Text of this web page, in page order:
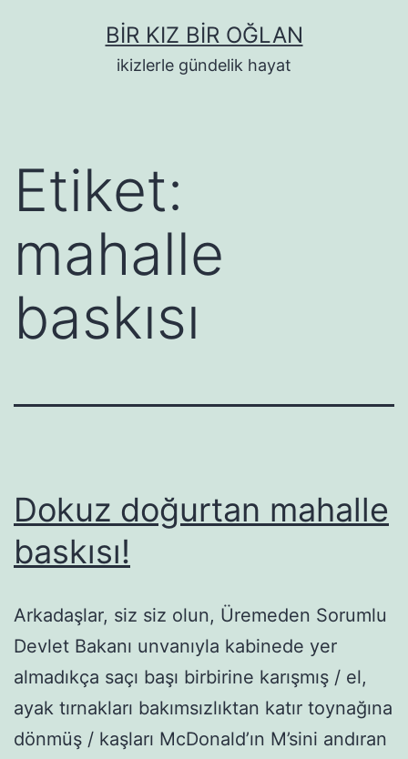
BIR KIZ BIR OĞLAN
ikizlerle gündelik hayat
Etiket:
mahalle
baskısı
Dokuz doğurtan mahalle
baskısı!
Arkadaşlar, siz siz olun, Üremeden Sorumlu
Devlet Bakanı unvanıyla kabinede yer
almadıkça saçı başı birbirine karışmış / el,
ayak tırnakları bakımsızlıktan katır toynağına
dönmüş / kaşları McDonald’ın M’sini andıran